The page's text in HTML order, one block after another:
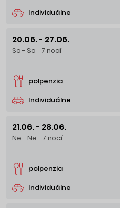
Individuálne
20.06. - 27.06.
So - So 7 nocí
Individuálne
polpenzia
21.06. - 28.06.
Ne - Ne 7 nocí
Individuálne
polpenzia